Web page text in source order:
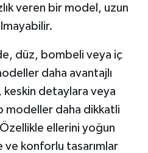
veren bir model, uzun
düz, bombeli veya iç
daha avantajlı
keskin detaylara veya
modeller daha dikkatli
ellerini yoğun
ve konforlu tasarımlar